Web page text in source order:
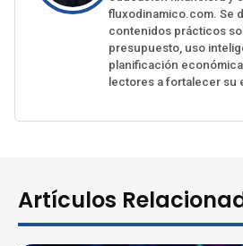
fluxodinamico.com. Se
contenidos prácticos
presupuesto, uso
planificación
lectores a fortalecer su
Artículos